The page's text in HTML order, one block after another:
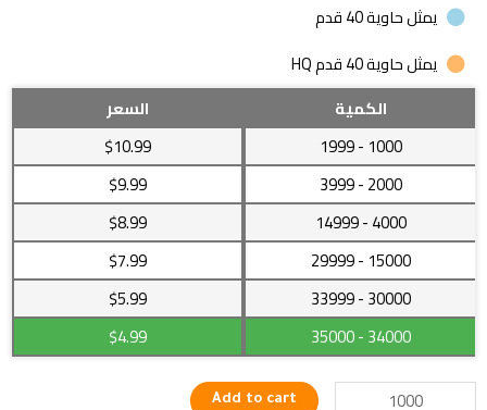
يمثل حاوية 40 قدم
يمثل حاوية 40 قدم HQ
الكمية
السعر
1000
- 1999
$10.99
2000
- 3999
$9.99
4000
- 14999
$8.99
15000
- 29999
$7.99
30000
- 33999
$5.99
34000
- 35000
$4.99
قميص
للرجال
زراير
من
ذات
تصميمات
جذابة
quantity
Add to cart